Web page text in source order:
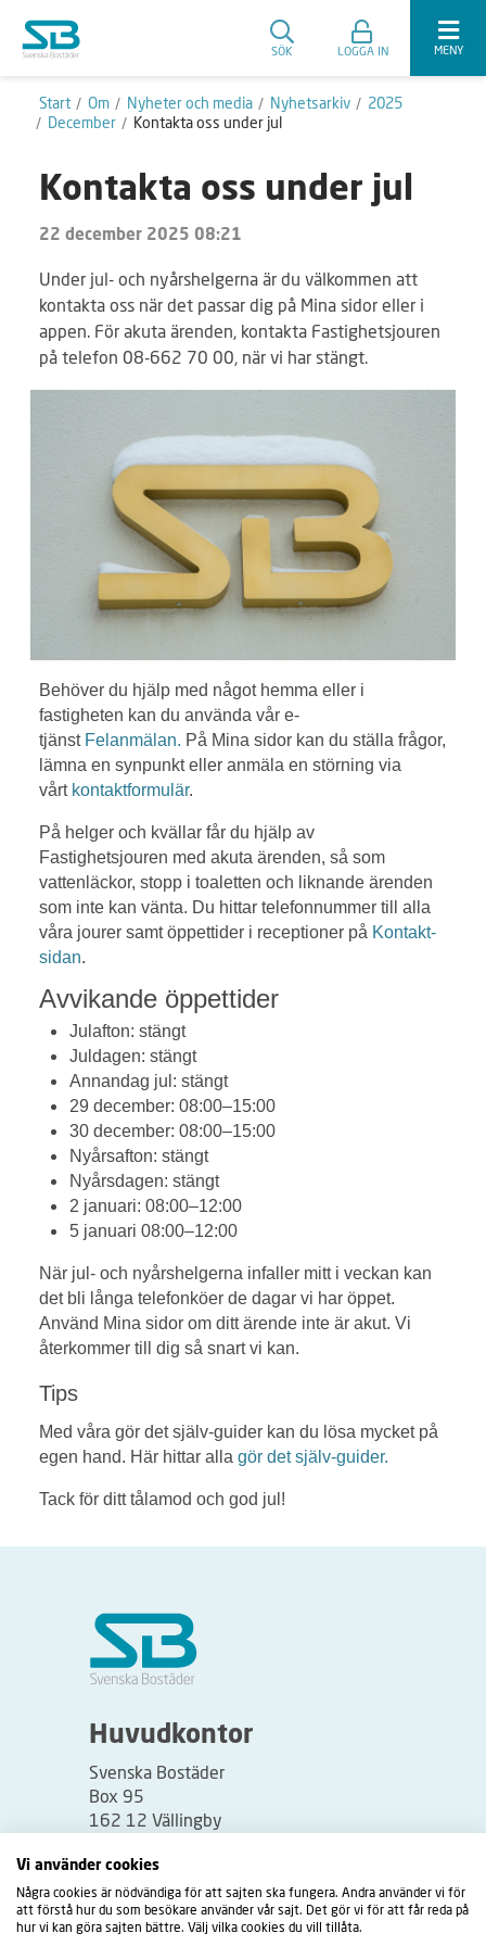
SÖK LOGGA IN MENY
Start Om Nyheter och media Nyhetsarkiv
2025
December
Kontakta oss under jul
Kontakta oss under jul
22 december 2025 08:21
Under jul- och nyårshelgerna är du välkommen att
kontakta oss när det passar dig på Mina sidor eller i
appen. För akuta ärenden, kontakta Fastighetsjouren
på telefon 08-662 70 00, när vi har stängt.
Behöver du hjälp med något hemma eller i
fastigheten kan du använda vår e-
tjänst Felanmälan. På Mina sidor kan du ställa frågor,
lämna en synpunkt eller anmäla en störning via
vårt kontaktformulär.
På helger och kvällar får du hjälp av
Fastighetsjouren med akuta ärenden, så som
vattenläckor, stopp i toaletten och liknande ärenden
som inte kan vänta. Du hittar telefonnummer till alla
våra jourer samt öppettider i receptioner på Kontakt-
sidan.
Avvikande öppettider
Julafton: stängt
Juldagen: stängt
Annandag jul: stängt
29 december: 08:00–15:00
30 december: 08:00–15:00
Nyårsafton: stängt
Nyårsdagen: stängt
2 januari: 08:00–12:00
5 januari 08:00–12:00
När jul- och nyårshelgerna infaller mitt i veckan kan
det bli långa telefonköer de dagar vi har öppet.
Använd Mina sidor om ditt ärende inte är akut. Vi
återkommer till dig så snart vi kan.
Tips
Med våra gör det själv-guider kan du lösa mycket på
egen hand. Här hittar alla gör det själv-guider.
Tack för ditt tålamod och god jul!
Huvudkontor
Svenska Bostäder
Box 95
162 12 Vällingby
Besöksadress:
Vällingbyplan 2
Vi använder cookies
Några cookies är nödvändiga för att sajten ska fungera. Andra använder vi för
att förstå hur du som besökare använder vår sajt. Det gör vi för att får reda på
hur vi kan göra sajten bättre. Välj vilka cookies du vill tillåta.